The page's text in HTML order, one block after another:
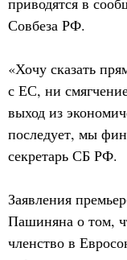
Совбеза РФ.
«Хочу сказать
с ЕС, ни
выход из
последует, мы
секретарь СБ РФ.
Заявления
Пашиняна о том,
членство в